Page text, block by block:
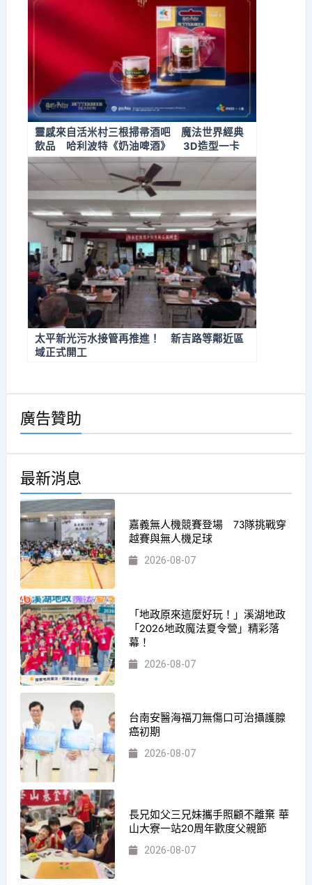
靈感來自活米村三根掃帚酒吧 魔法世界經典
飲品 哈利波特《奶油啤酒》 3D造型一卡
通登場
太平新光污水接管再推進！ 新吉路等鄰近區
域正式開工
廣告贊助
最新消息
嘉義無人機競賽登場 73隊挑戰穿
越賽與無人機足球
2026-08-07
「地政原來這麼好玩！」溪湖地政
「2026地政魔法夏令營」精彩落
幕！
2026-08-07
台南安醫海福刀無傷口可治攝護腺
癌初期
2026-08-07
長兄如父三兄妹攜手照顧不離棄 華
山大寮一站20周年歡度父親節
2026-08-07